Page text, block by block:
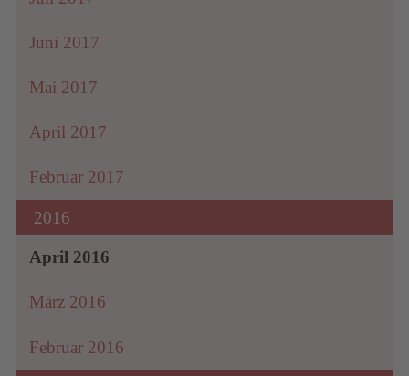
Juni 2017
Mai 2017
April 2017
Februar 2017
2016
April 2016
März 2016
Februar 2016